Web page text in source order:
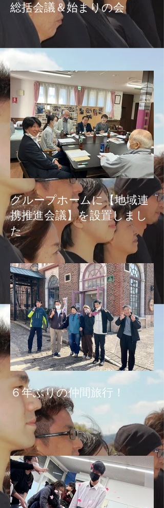
総括会議＆始まりの会
グループホームに【地域連
携推進会議】を設置しまし
た
６年ぶりの仲間旅行！